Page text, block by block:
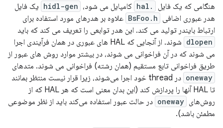
هنگامی که یک فایل .hal کامپایل می شود، hidl-gen یک فایل
هدر عبوری اضافی BsFoo.h علاوه بر هدرهای مورد استفاده برای
ارتباط بایندر تولید می کند. این هدر توابعی را تعریف می کند که باید
dlopen
شوند. از آنجایی که HAL های عبوری در همان فرآیندی اجرا
می شوند که در آن فراخوانی می شوند، در بیشتر موارد روش های عبور از
طریق فراخوانی تابع مستقیم (همان رشته) فراخوانی می شوند. متدهای
oneway
در thread خود اجرا می‌شوند، زیرا قرار نیست منتظر بمانند
تا HAL آنها را پردازش کند (این بدان معنی است که هر HAL که از
روش‌های oneway در حالت عبور استفاده می‌کند باید از نظر موضوعی
مطمئن باشد).